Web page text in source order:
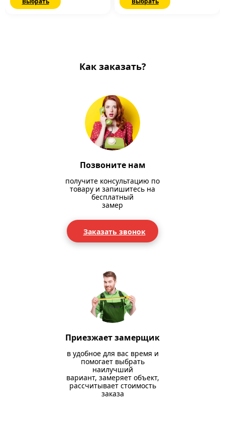
Как заказать?
Позвоните нам
получите консультацию по
товару и запишитесь на
бесплатный
замер
Заказать звонок
Приезжает замерщик
в удобное для вас время и
помогает выбрать
наилучший
вариант, замеряет объект,
рассчитывает стоимость
заказа